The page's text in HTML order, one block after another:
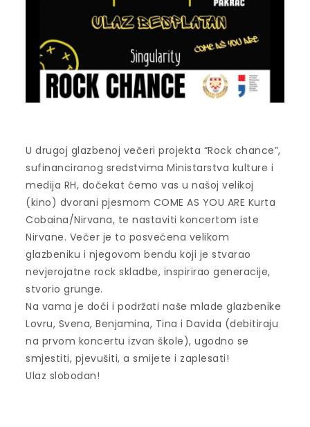
U drugoj glazbenoj večeri projekta “Rock chance”,
sufinanciranog sredstvima Ministarstva kulture i
medija RH, dočekat ćemo vas u našoj velikoj
(kino) dvorani pjesmom COME AS YOU ARE Kurta
Cobaina/Nirvana, te nastaviti koncertom iste
Nirvane. Večer je to posvećena velikom
glazbeniku i njegovom bendu koji je stvarao
nevjerojatne rock skladbe, inspirirao generacije,
stvorio grunge.
Na vama je doći i podržati naše mlade glazbenike
Lovru, Svena, Benjamina, Tina i Davida (debitiraju
na prvom koncertu izvan škole), ugodno se
smjestiti, pjevušiti, a smijete i zaplesati!
Ulaz slobodan!